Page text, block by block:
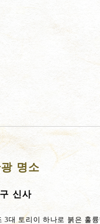
명소
신사
3대 토리이 하나로 붉은 훌